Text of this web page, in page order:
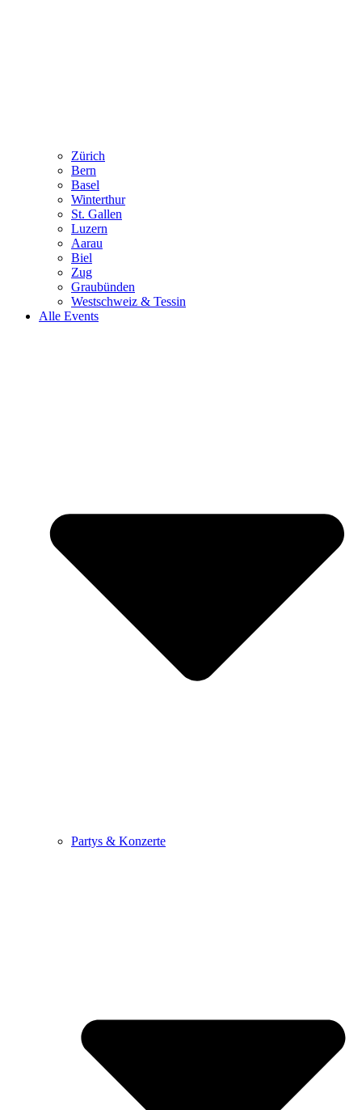
Zürich
Bern
Basel
Winterthur
St. Gallen
Luzern
Aarau
Biel
Zug
Graubünden
Westschweiz & Tessin
Alle Events
Partys & Konzerte